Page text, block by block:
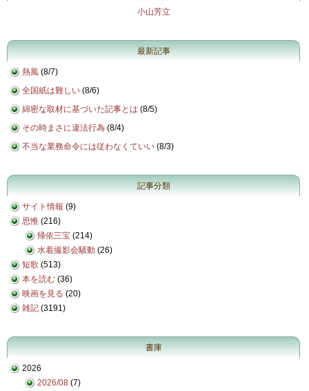
小山芳立
最新記事
熱風 (8/7)
全国紙は難しい (8/6)
綿密な取材に基づいた記事とは (8/5)
その時まさに違法行為 (8/4)
不当な業務命令には従わなくていい (8/3)
記事分類
サイト情報 (9)
思惟 (216)
帰依三宝 (214)
水着撮影会騒動 (26)
短歌 (513)
本を読む (36)
映画を見る (20)
雑記 (3191)
書庫
2026
2026/08 (7)